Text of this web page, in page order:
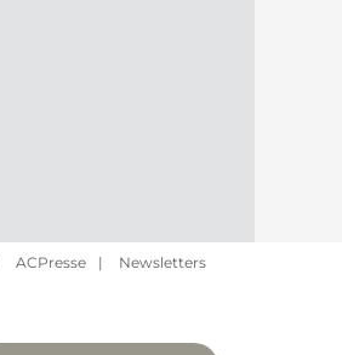
ACPresse | Newsletters